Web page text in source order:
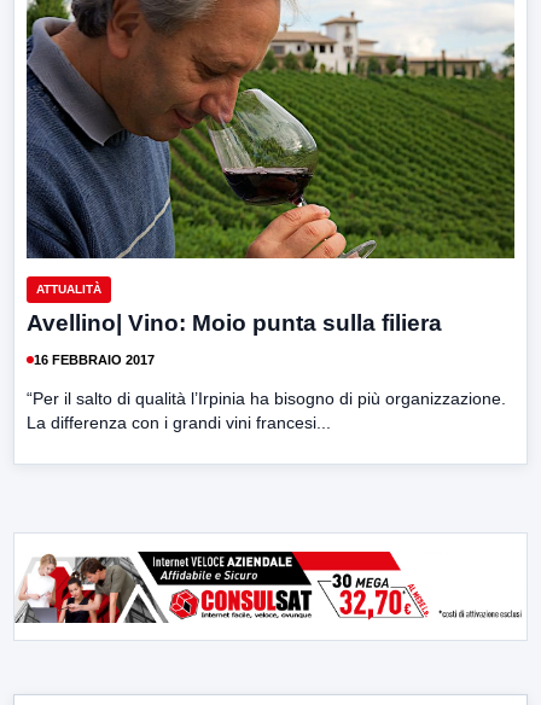
ATTUALITÀ
Avellino| Vino: Moio punta sulla filiera
16 FEBBRAIO 2017
“Per il salto di qualità l’Irpinia ha bisogno di più organizzazione.
La differenza con i grandi vini francesi...